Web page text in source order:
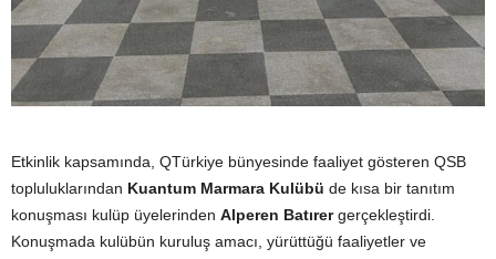
Etkinlik kapsamında, QTürkiye bünyesinde faaliyet gösteren QSB
topluluklarından Kuantum Marmara Kulübü de kısa bir tanıtım
konuşması kulüp üyelerinden Alperen Batırergerçekleştirdi.
Konuşmada kulübün kuruluş amacı, yürüttüğü faaliyetler ve